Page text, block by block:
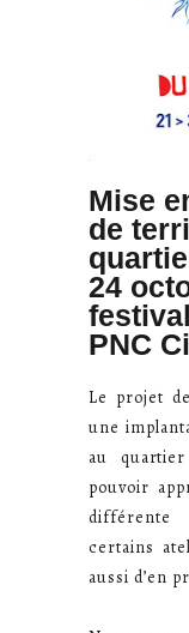
Mise
de
24
PNC
Le projet
une
au
pouvoir
différente
certains
aussi d’en